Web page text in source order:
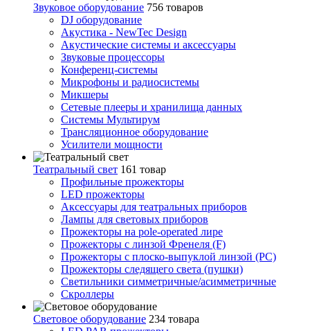
Звуковое оборудование 756 товаров
DJ оборудование
Акустика - NewTec Design
Акустические системы и аксессуары
Звуковые процессоры
Конференц-системы
Микрофоны и радиосистемы
Микшеры
Сетевые плееры и хранилища данных
Системы Мультирум
Трансляционное оборудование
Усилители мощности
Театральный свет 161 товар
Профильные прожекторы
LED прожекторы
Аксессуары для театральных приборов
Лампы для световых приборов
Прожекторы на pole-operated лире
Прожекторы с линзой Френеля (F)
Прожекторы с плоско-выпуклой линзой (PC)
Прожекторы следящего света (пушки)
Светильники симметричные/асимметричные
Скроллеры
Световое оборудование 234 товара